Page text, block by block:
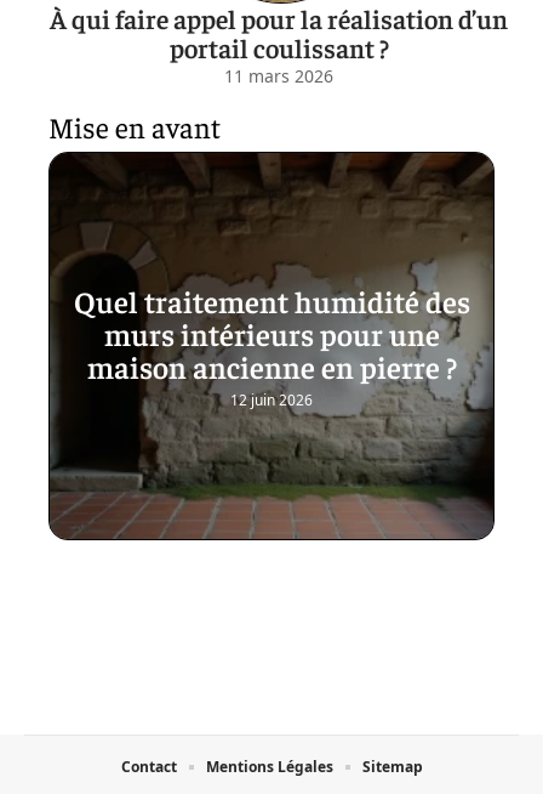
À qui faire appel pour la réalisation d’un
portail coulissant ?
11 mars 2026
Mise en avant
Quel traitement humidité des
murs intérieurs pour une
maison ancienne en pierre ?
12 juin 2026
Contact Mentions Légales Sitemap